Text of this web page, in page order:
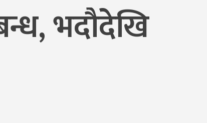
भदौदेखि